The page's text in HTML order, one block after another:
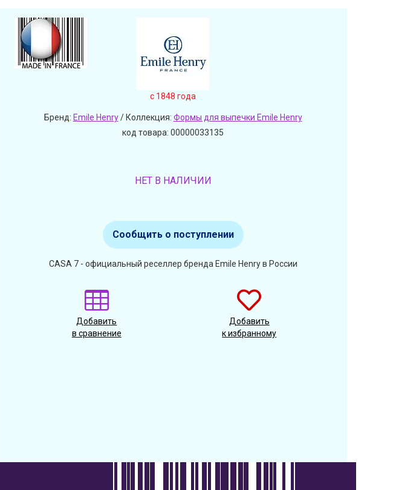
c 1848 года
Бренд: Emile Henry/ Коллекция: Формы для выпечки Emile Henry
код товара: 00000033135
НЕТ В НАЛИЧИИ
Сообщить о поступлении
CASA 7 - официальный реселлер бренда Emile Henry в России
Добавить
в сравнение
Добавить
к избранному